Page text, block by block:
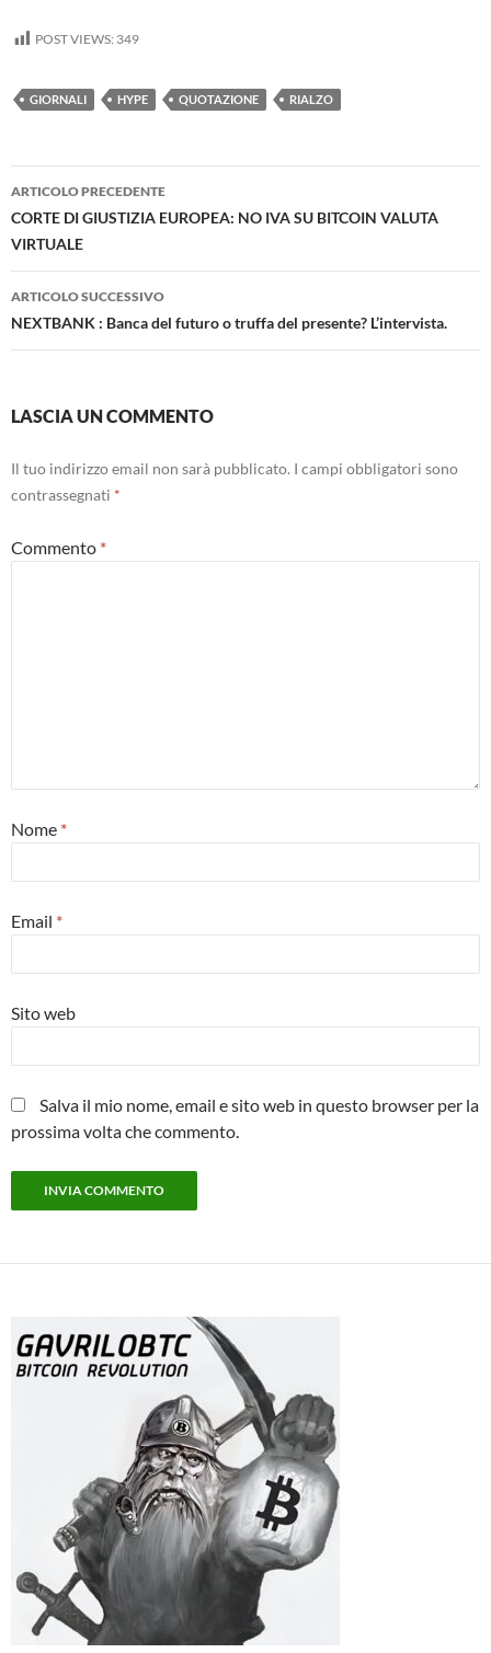
POST VIEWS: 349
GIORNALI HYPE QUOTAZIONE RIALZO
Navigazione
articolo
ARTICOLO PRECEDENTE
CORTE DI GIUSTIZIA EUROPEA: NO IVA SU BITCOIN VALUTA
VIRTUALE
ARTICOLO SUCCESSIVO
NEXTBANK : Banca del futuro o truffa del presente? L’intervista.
LASCIA UN COMMENTO
Il tuo indirizzo email non sarà pubblicato. I campi obbligatori sono
contrassegnati *
Commento *
Nome *
Email *
Sito web
Salva il mio nome, email e sito web in questo browser per la
prossima volta che commento.